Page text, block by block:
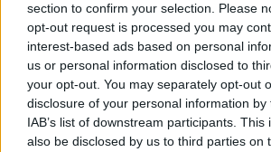
section to confirm your selection. Please
opt-out request is processed you may
interest-based ads based on personal
us or personal information disclosed to
your opt-out. You may separately opt-out
disclosure of your personal information
IAB’s list of downstream participants.
also be disclosed by us to third parties on
Več iz kraja Muta